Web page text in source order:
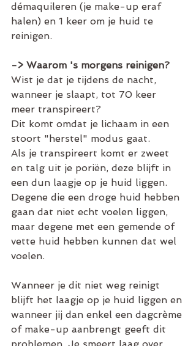
démaquileren (je make-up eraf
halen) en 1 keer om je huid te
reinigen.
-> Waarom 's morgens reinigen?
Wist je dat je tijdens de nacht,
wanneer je slaapt, tot 70 keer
meer transpireert?
Dit komt omdat je lichaam in een
stoort "herstel" modus gaat.
Als je transpireert komt er zweet
en talg uit je poriën, deze blijft in
een dun laagje op je huid liggen.
Degene die een droge huid hebben
gaan dat niet echt voelen liggen,
maar degene met een gemende of
vette huid hebben kunnen dat wel
voelen.
Wanneer je dit niet weg reinigt
blijft het laagje op je huid liggen en
wanneer jij dan enkel een dagcrème
of make-up aanbrengt geeft dit